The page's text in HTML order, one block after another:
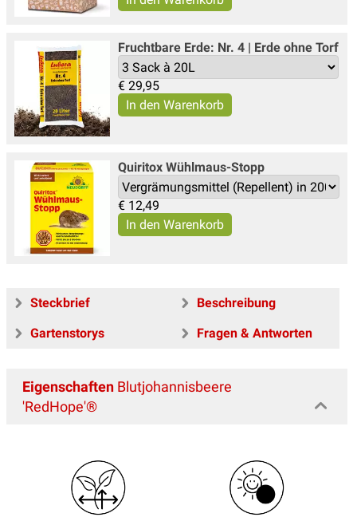
Fruchtbare Erde: Nr. 4 | Erde ohne Torf
€ 29,95
Quiritox Wühlmaus-Stopp
€ 12,49
Steckbrief
Beschreibung
Gartenstorys
Fragen & Antworten
Eigenschaften Blutjohannisbeere
'RedHope'®